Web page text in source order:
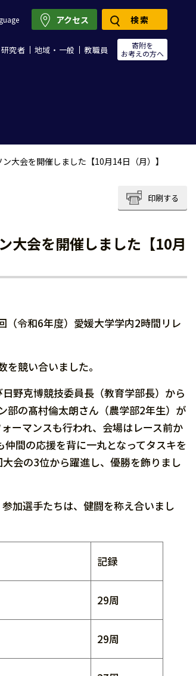
究者 地域・一般 教職員
寄附を
お考えの方へ
アクセス 検索
大会を開催しました【10月14日（月）】
印刷する
大会を開催しました【10月
（令和6年度）愛媛大学学内2時間リレ
競い合いました。
野克博競技委員長（教育学部長）から
部の髙村倫太朗さん（農学部2年生）が
ーマンスも行われ、会場はレース前か
間の応援を背に一丸となってタスキを
会の3位から躍進し、優勝を飾りまし
加選手たちは、健闘を称え合いまし
記録
29周
29周